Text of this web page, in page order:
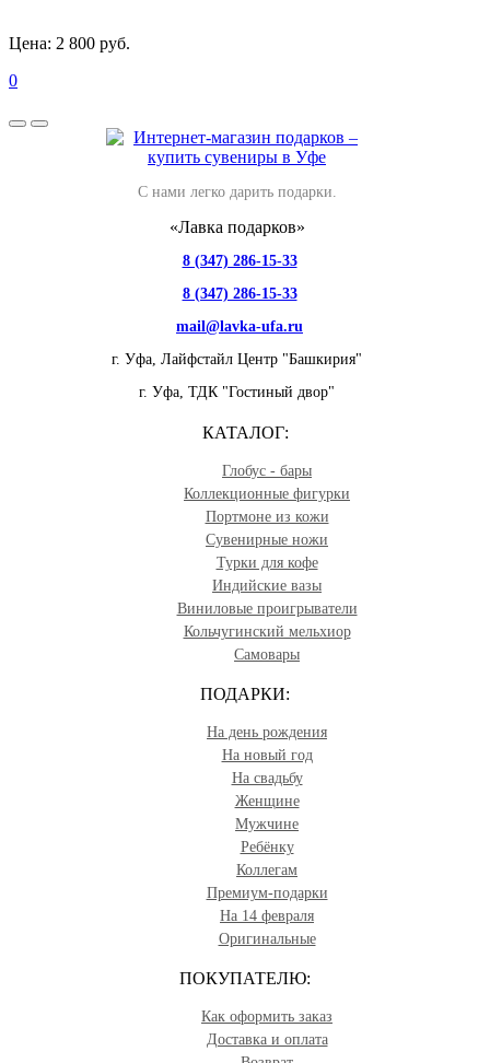
Цена: 2 800 руб.
0
С нами легко дарить подарки.
«Лавка подарков»
8 (347) 286-15-33
8 (347) 286-15-33
mail@lavka-ufa.ru
г. Уфа, Лайфстайл Центр "Башкирия"
г. Уфа, ТДК "Гостиный двор"
КАТАЛОГ:
Глобус - бары
Коллекционные фигурки
Портмоне из кожи
Сувенирные ножи
Турки для кофе
Индийские вазы
Виниловые проигрыватели
Кольчугинский мельхиор
Самовары
ПОДАРКИ:
На день рождения
На новый год
На свадьбу
Женщине
Мужчине
Ребёнку
Коллегам
Премиум-подарки
На 14 февраля
Оригинальные
ПОКУПАТЕЛЮ:
Как оформить заказ
Доставка и оплата